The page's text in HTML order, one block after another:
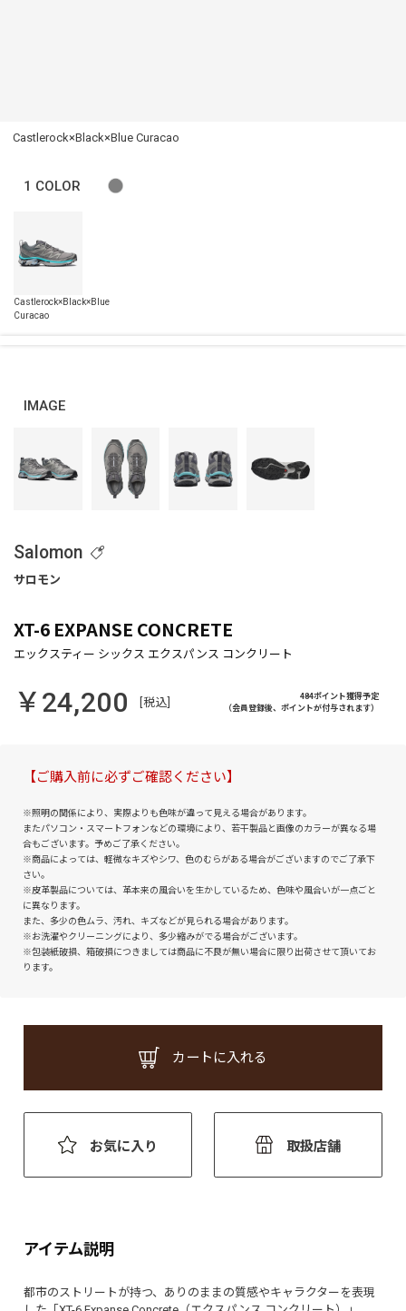
Castlerock×Black×Blue Curacao
1 COLOR
IMAGE
Salomon
XT-6 EXPANSE CONCRETE
￥24,200 [税込]
484ポイント獲得予定
（会員登録後、ポイントが付与されます）
【ご購入前に必ずご確認ください】
※照明の関係により、実際よりも色味が違って見える場合があります。
またパソコン・スマートフォンなどの環境により、若干製品と画像のカラーが異なる場
合もございます。予めご了承ください。
※商品によっては、軽微なキズやシワ、色のむらがある場合がございますのでご了承下
さい。
※皮革製品については、革本来の風合いを生かしているため、色味や風合いが一点ごと
に異なります。
また、多少の色ムラ、汚れ、キズなどが見られる場合があります。
※お洗濯やクリーニングにより、多少縮みがでる場合がございます。
※包装紙破損、箱破損につきましては商品に不良が無い場合に限り出荷させて頂いてお
ります。
カートに入れる
お気に入り 取扱店舗
アイテム説明
都市のストリートが持つ、ありのままの質感やキャラクターを表現